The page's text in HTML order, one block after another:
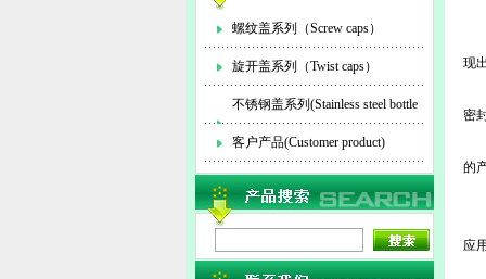
螺纹盖系列（Screw caps）
旋开盖系列（Twist caps）
不锈钢盖系列(Stainless steel bottle
cap)
客户产品(Customer product)
现
密
的
应